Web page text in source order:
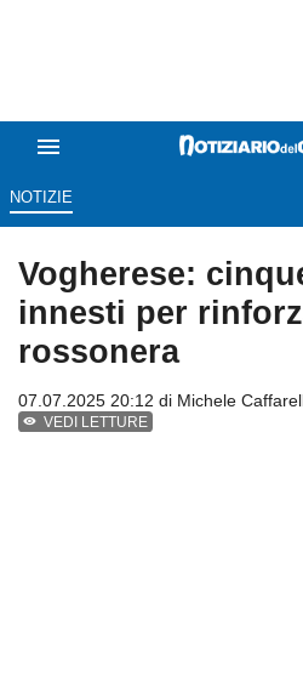
NOTIZIE
Vogherese:
innesti per
rossonera
07.07.2025 20:12 di Michele
VEDI LETTURE